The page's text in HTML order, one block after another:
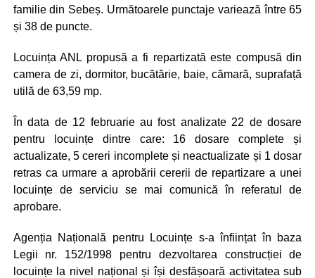
familie din Sebeș. Următoarele punctaje variează între 65
și 38 de puncte.
Locuința ANL propusă a fi repartizată este compusă din
camera de zi, dormitor, bucătărie, baie, cămară, suprafață
utilă de 63,59 mp.
În data de 12 februarie au fost analizate 22 de dosare
pentru locuințe dintre care: 16 dosare complete și
actualizate, 5 cereri incomplete și neactualizate și 1 dosar
retras ca urmare a aprobării cererii de repartizare a unei
locuințe de serviciu se mai comunică în referatul de
aprobare.
Agenția Națională pentru Locuințe s-a înființat în baza
Legii nr. 152/1998 pentru dezvoltarea construcției de
locuințe la nivel național și își desfășoară activitatea sub